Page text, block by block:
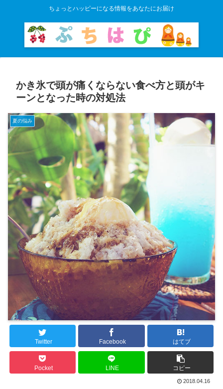
ちょっとハッピーになる情報をあなたにお届け
かき氷で頭が痛くならない食べ方と頭がキ
ーンとなった時の対処法
夏の悩み
Twitter Facebook はてブ
Pocket LINE コピー
2018.04.16